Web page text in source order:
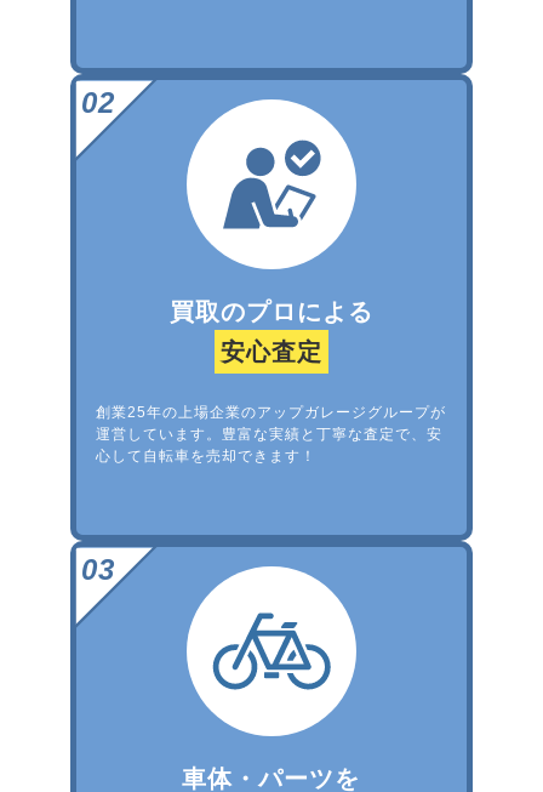
買取のプロによる
安心査定
創業25年の上場企業のアップガレージグループが
運営しています。豊富な実績と丁寧な査定で、安
心して自転車を売却できます！
車体・パーツを